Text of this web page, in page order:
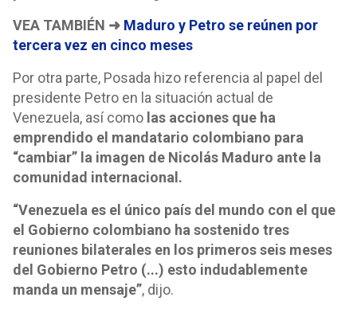
VEA TAMBIÉN ➜ Maduro y Petro se reúnen por
tercera vez en cinco meses
Por otra parte, Posada hizo referencia al papel del
presidente Petro en la situación actual de
Venezuela, así como las acciones que ha
emprendido el mandatario colombiano para
“cambiar” la imagen de Nicolás Maduro ante la
comunidad internacional.
“Venezuela es el único país del mundo con el que
el Gobierno colombiano ha sostenido tres
reuniones bilaterales en los primeros seis meses
del Gobierno Petro (...) esto indudablemente
manda un mensaje”, dijo.